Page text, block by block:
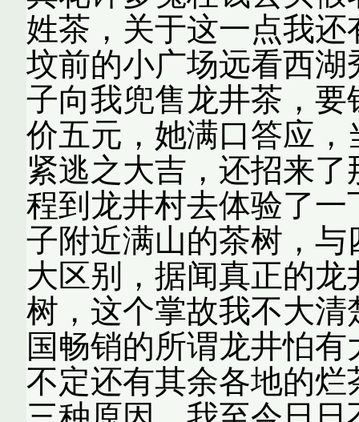
姓茶，关于这一点我
坟前的小广场远看西
子向我兜售龙井茶，
价五元，她满口答应
紧逃之大吉，还招来
程到龙井村去体验了
子附近满山的茶树，
大区别，据闻真正的
树，这个掌故我不大
国畅销的所谓龙井怕
不定还有其余各地的